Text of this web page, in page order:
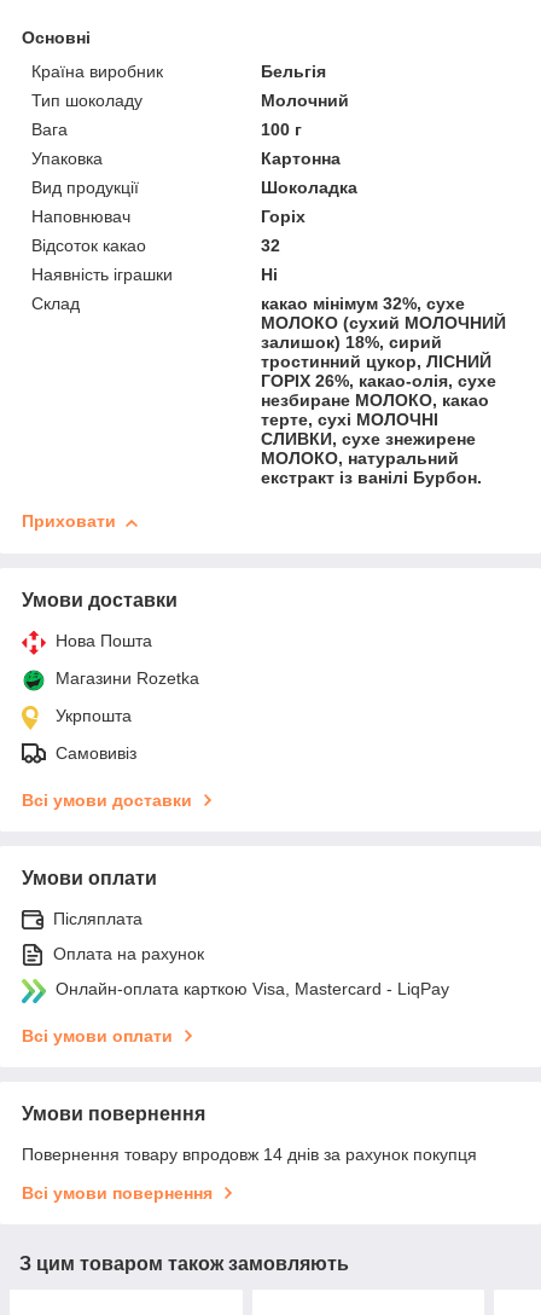
Основні
Країна виробник
Бельгія
Тип шоколаду
Молочний
Вага
100 г
Упаковка
Картонна
Вид продукції
Шоколадка
Наповнювач
Горіх
Відсоток какао
32
Наявність іграшки
Ні
Склад
какао мінімум 32%, сухе
МОЛОКО (сухий МОЛОЧНИЙ
залишок) 18%, сирий
тростинний цукор, ЛІСНИЙ
ГОРІХ 26%, какао-олія, сухе
незбиране МОЛОКО, какао
терте, сухі МОЛОЧНІ
СЛИВКИ, сухе знежирене
МОЛОКО, натуральний
екстракт із ванілі Бурбон.
Приховати
Умови доставки
Нова Пошта
Магазини Rozetka
Укрпошта
Самовивіз
Всі умови доставки
Умови оплати
Післяплата
Оплата на рахунок
Онлайн-оплата карткою Visa, Mastercard - LiqPay
Всі умови оплати
Умови повернення
Повернення товару впродовж 14 днів за рахунок покупця
Всі умови повернення
З цим товаром також замовляють